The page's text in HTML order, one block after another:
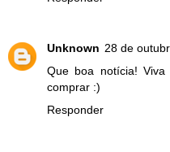
Unknown 28 de
Que boa notícia! Viva
comprar :)
Responder